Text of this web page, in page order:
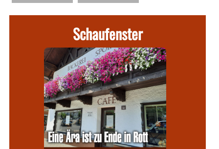
Schaufenster